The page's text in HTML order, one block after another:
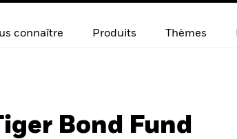
connaître Produits Thèmes
Bond Fund